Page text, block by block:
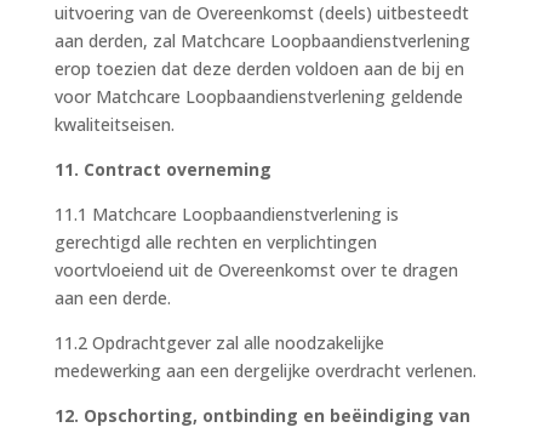
uitvoering van de Overeenkomst (deels) uitbesteedt
aan derden, zal Matchcare Loopbaandienstverlening
erop toezien dat deze derden voldoen aan de bij en
voor Matchcare Loopbaandienstverlening geldende
kwaliteitseisen.
11. Contract overneming
11.1 Matchcare Loopbaandienstverlening is
gerechtigd alle rechten en verplichtingen
voortvloeiend uit de Overeenkomst over te dragen
aan een derde.
11.2 Opdrachtgever zal alle noodzakelijke
medewerking aan een dergelijke overdracht verlenen.
12. Opschorting, ontbinding en beëindiging van